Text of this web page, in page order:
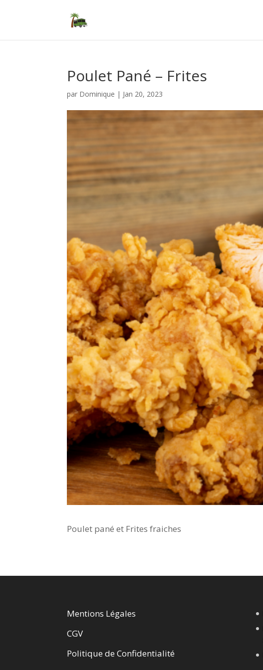
Poulet Pané – Frites
par Dominique | Jan 20, 2023
Poulet pané et Frites fraiches
Mentions Légales
CGV
Politique de Confidentialité